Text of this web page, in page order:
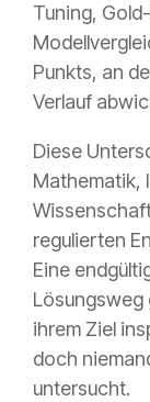
Tuning,
Punkts, an
Verlauf
Diese
Mathematik,
regulierten
Eine
Lösungsweg
ihrem Ziel
doch
untersucht.